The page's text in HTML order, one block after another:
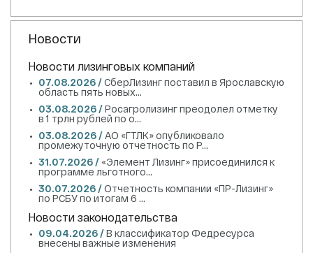
Новости
Новости лизинговых компаний
07.08.2026 /СберЛизинг поставил в Ярославскую
область пять новых...
03.08.2026 /Росагролизинг преодолел отметку
в 1 трлн рублей по о...
03.08.2026 /АО «ГТЛК» опубликовало
промежуточную отчетность по Р...
31.07.2026 / «Элемент Лизинг» присоединился к
программе льготного...
30.07.2026 /Отчетность компании «ПР-Лизинг»
по РСБУ по итогам 6 ...
Новости законодательства
09.04.2026 /В классификатор Федресурса
внесены важные изменения